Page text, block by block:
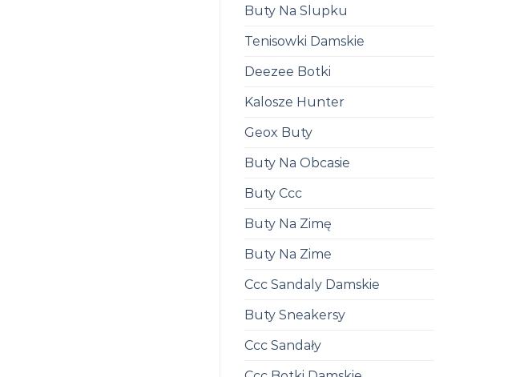
Buty Na Slupku
Tenisowki Damskie
Deezee Botki
Kalosze Hunter
Geox Buty
Buty Na Obcasie
Buty Ccc
Buty Na Zimę
Buty Na Zime
Ccc Sandaly Damskie
Buty Sneakersy
Ccc Sandały